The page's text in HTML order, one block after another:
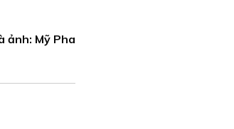
ảnh: Mỹ Pha